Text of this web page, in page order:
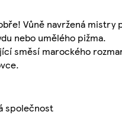
Vůně navržená mistry
nebo umělého pižma.
směsí marockého
společnost